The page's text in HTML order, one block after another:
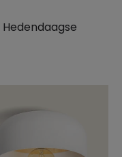
Hedendaagse